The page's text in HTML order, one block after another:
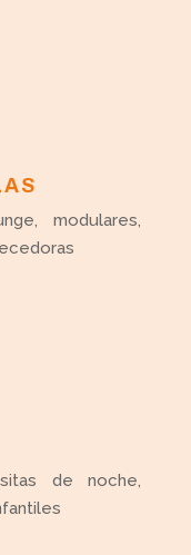
modulares,
de noche,